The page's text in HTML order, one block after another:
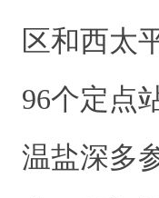
区和西太
96个定点
温盐深多